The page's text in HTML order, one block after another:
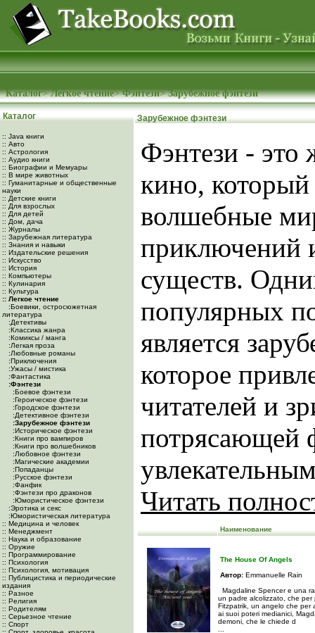
Каталог>Легкое чтение>Фэнтези>Зарубежное фэнтези
Каталог
:: Java книги
:: Авто
:: Астрология
:: Аудио книги
:: Биографии и Мемуары
:: В мире животных
:: Гуманитарные и общественные
науки
:: Детские книги
:: Для взрослых
:: Для детей
:: Дом, дача
:: Журналы
:: Зарубежная литература
:: Знания и навыки
:: Издательские решения
:: Искусство
:: История
:: Компьютеры
:: Кулинария
:: Культура
:: Легкое чтение
:Боевики, остросюжетная
литература
:Детективы
:Классика жанра
:Комиксы / манга
:Легкая проза
:Любовные романы
:Приключения
:Ужасы / мистика
:Фантастика
:Фэнтези
:Боевое фэнтези
:Героическое фэнтези
:Городское фэнтези
:Детективное фэнтези
:Зарубежное фэнтези
:Историческое фэнтези
:Книги про вампиров
:Книги про волшебников
:Любовное фэнтези
:Магические академии
:Попаданцы
:Русское фэнтези
:Фанфик
:Фэнтези про драконов
:Юмористическое фэнтези
:Эротика и секс
:Юмористическая литература
:: Медицина и человек
:: Менеджмент
:: Наука и образование
:: Оружие
:: Программирование
:: Психология
:: Психология, мотивация
:: Публицистика и периодические
издания
:: Разное
:: Религия
:: Родителям
:: Серьезное чтение
:: Спорт
Зарубежное фэнтези
Фэнтези - это
кино, который
волшебные
приключений
существ.
популярных
является
которое
читателей и
потрясающей
Читать
Наименование
The House Of Angels
Автор: Emmanuelle Rain
Magdaline Spencer e una
un padre alcolizzato, che per
Fitzpatrik, un angelo che per
ai suoi poteri medianici,
demoni, che le chiede d